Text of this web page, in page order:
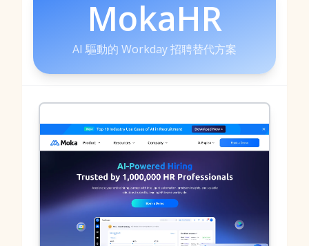
MokaHR
AI 驅動的 Workday 招聘替代方案